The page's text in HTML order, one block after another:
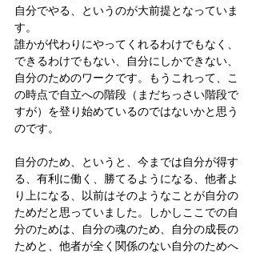
自分でやる、というのが大前提となっていま
す。
誰かが代わりにやってくれるわけでもなく、
できるわけでもない、自分にしかできない、
自分のためのワークです。もうこれって、こ
の時点で自立への階段（まだちっさい階段で
すが）を登り始めているのではないかと思う
のです。
自分のため、というと、今までは自分が得す
る、有利に働く、勝てるようになる、他者よ
り上になる、以前はそのようなことが自分の
ためだと思っていました。しかしここでの自
分のためは、自分の魂のため、自分の成長の
ためと、他者が全く関係のない自分のためへ